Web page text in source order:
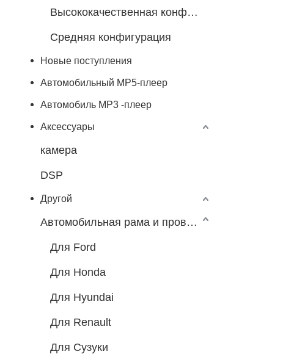
Высококачественная конфигурация
Средняя конфигурация
Новые поступления
Автомобильный MP5-плеер
Автомобиль MP3 -плеер
Аксессуары
камера
DSP
Другой
Автомобильная рама и провода
Для Ford
Для Honda
Для Hyundai
Для Renault
Для Сузуки